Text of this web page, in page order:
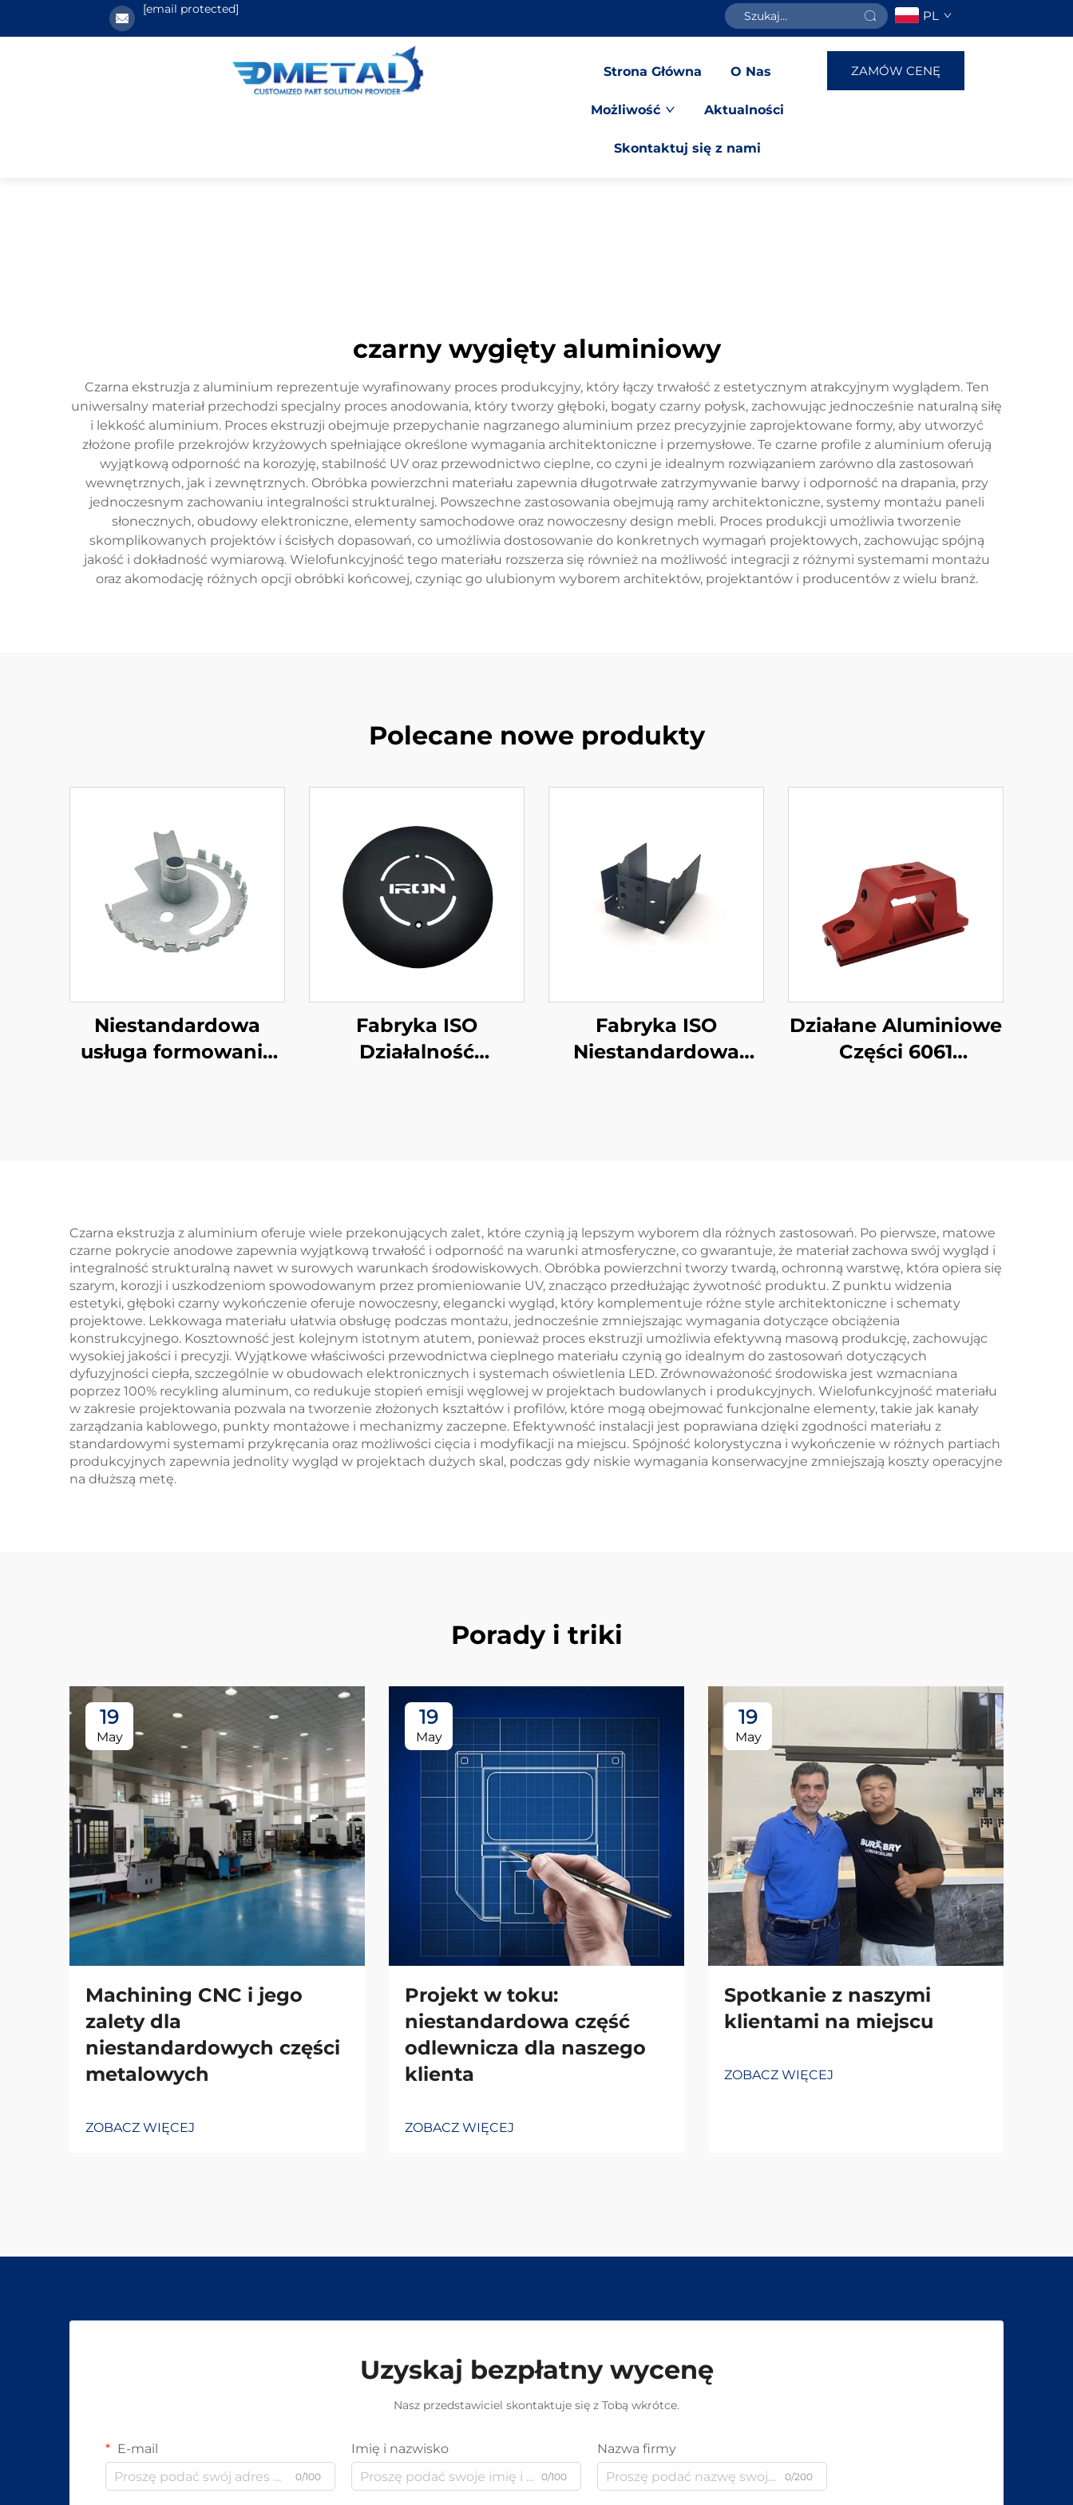
[email protected] PL
Strona Główna O Nas
Możliwość Aktualności
Skontaktuj się z nami
ZAMÓW CENĘ
czarny wygięty aluminiowy
Czarna ekstruzja z aluminium reprezentuje wyrafinowany proces produkcyjny, który łączy trwałość z estetycznym atrakcyjnym wyglądem. Ten
uniwersalny materiał przechodzi specjalny proces anodowania, który tworzy głęboki, bogaty czarny połysk, zachowując jednocześnie naturalną siłę
i lekkość aluminium. Proces ekstruzji obejmuje przepychanie nagrzanego aluminium przez precyzyjnie zaprojektowane formy, aby utworzyć
złożone profile przekrojów krzyżowych spełniające określone wymagania architektoniczne i przemysłowe. Te czarne profile z aluminium oferują
wyjątkową odporność na korozyję, stabilność UV oraz przewodnictwo cieplne, co czyni je idealnym rozwiązaniem zarówno dla zastosowań
wewnętrznych, jak i zewnętrznych. Obróbka powierzchni materiału zapewnia długotrwałe zatrzymywanie barwy i odporność na drapania, przy
jednoczesnym zachowaniu integralności strukturalnej. Powszechne zastosowania obejmują ramy architektoniczne, systemy montażu paneli
słonecznych, obudowy elektroniczne, elementy samochodowe oraz nowoczesny design mebli. Proces produkcji umożliwia tworzenie
skomplikowanych projektów i ścisłych dopasowań, co umożliwia dostosowanie do konkretnych wymagań projektowych, zachowując spójną
jakość i dokładność wymiarową. Wielofunkcyjność tego materiału rozszerza się również na możliwość integracji z różnymi systemami montażu
oraz akomodację różnych opcji obróbki końcowej, czyniąc go ulubionym wyborem architektów, projektantów i producentów z wielu branż.
Polecane nowe produkty
Niestandardowa
usługa formowania
Fabryka ISO
Działalność
Fabryka ISO
Niestandardowa
Działane Aluminiowe
Części 6061
Czarna ekstruzja z aluminium oferuje wiele przekonujących zalet, które czynią ją lepszym wyborem dla różnych zastosowań. Po pierwsze, matowe
czarne pokrycie anodowe zapewnia wyjątkową trwałość i odporność na warunki atmosferyczne, co gwarantuje, że materiał zachowa swój wygląd i
integralność strukturalną nawet w surowych warunkach środowiskowych. Obróbka powierzchni tworzy twardą, ochronną warstwę, która opiera się
szarym, korozji i uszkodzeniom spowodowanym przez promieniowanie UV, znacząco przedłużając żywotność produktu. Z punktu widzenia
estetyki, głęboki czarny wykończenie oferuje nowoczesny, elegancki wygląd, który komplementuje różne style architektoniczne i schematy
projektowe. Lekkowaga materiału ułatwia obsługę podczas montażu, jednocześnie zmniejszając wymagania dotyczące obciążenia
konstrukcyjnego. Kosztowność jest kolejnym istotnym atutem, ponieważ proces ekstruzji umożliwia efektywną masową produkcję, zachowując
wysokiej jakości i precyzji. Wyjątkowe właściwości przewodnictwa cieplnego materiału czynią go idealnym do zastosowań dotyczących
dyfuzyjności ciepła, szczególnie w obudowach elektronicznych i systemach oświetlenia LED. Zrównoważoność środowiska jest wzmacniana
poprzez 100% recykling aluminum, co redukuje stopień emisji węglowej w projektach budowlanych i produkcyjnych. Wielofunkcyjność materiału
w zakresie projektowania pozwala na tworzenie złożonych kształtów i profilów, które mogą obejmować funkcjonalne elementy, takie jak kanały
zarządzania kablowego, punkty montażowe i mechanizmy zaczepne. Efektywność instalacji jest poprawiana dzięki zgodności materiału z
standardowymi systemami przykręcania oraz możliwości cięcia i modyfikacji na miejscu. Spójność kolorystyczna i wykończenie w różnych partiach
produkcyjnych zapewnia jednolity wygląd w projektach dużych skal, podczas gdy niskie wymagania konserwacyjne zmniejszają koszty operacyjne
na dłuższą metę.
Porady i triki
19
May
Machining CNC i jego
zalety dla
niestandardowych części
metalowych
ZOBACZ WIĘCEJ
19
May
Projekt w toku:
niestandardowa część
odlewnicza dla naszego
klienta
ZOBACZ WIĘCEJ
19
May
Spotkanie z naszymi
klientami na miejscu
ZOBACZ WIĘCEJ
Uzyskaj bezpłatny wycenę
Nasz przedstawiciel skontaktuje się z Tobą wkrótce.
E-mail
0/100
Imię i nazwisko
0/100
Nazwa firmy
0/200